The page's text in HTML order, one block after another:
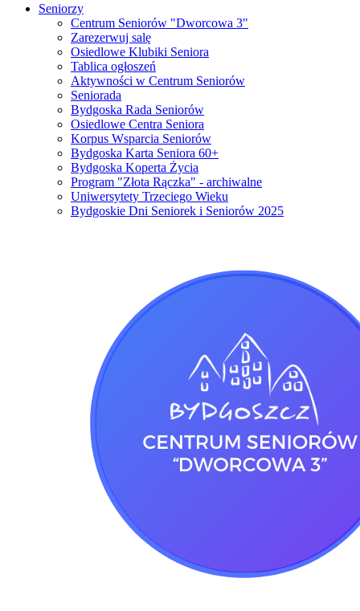
Seniorzy
Centrum Seniorów "Dworcowa 3"
Zarezerwuj salę
Osiedlowe Klubiki Seniora
Tablica ogłoszeń
Aktywności w Centrum Seniorów
Seniorada
Bydgoska Rada Seniorów
Osiedlowe Centra Seniora
Korpus Wsparcia Seniorów
Bydgoska Karta Seniora 60+
Bydgoska Koperta Życia
Program "Złota Rączka" - archiwalne
Uniwersytety Trzeciego Wieku
Bydgoskie Dni Seniorek i Seniorów 2025